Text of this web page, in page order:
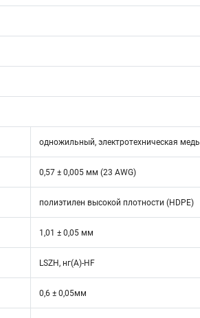
одножильный, электротехническая медь
0,57 ± 0,005 мм (23 AWG)
полиэтилен высокой плотности (HDPE)
1,01 ± 0,05 мм
LSZH, нг(А)-HF
0,6 ± 0,05мм